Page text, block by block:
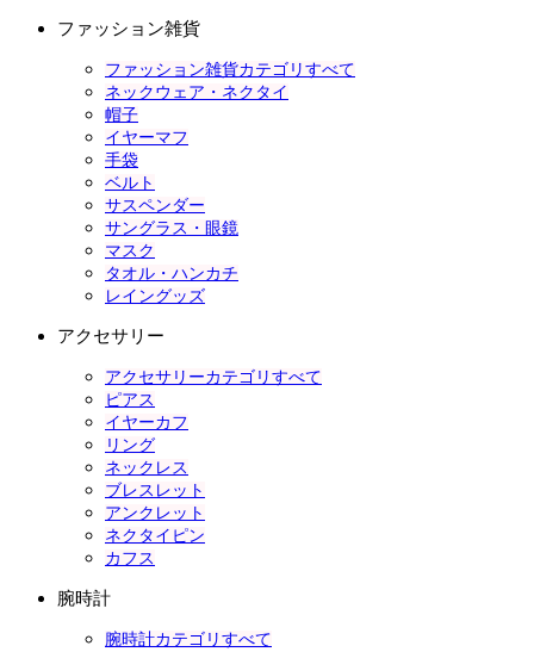
ファッション雑貨
ファッション雑貨カテゴリすべて
ネックウェア・ネクタイ
帽子
イヤーマフ
手袋
ベルト
サスペンダー
サングラス・眼鏡
マスク
タオル・ハンカチ
レイングッズ
アクセサリー
アクセサリーカテゴリすべて
ピアス
イヤーカフ
リング
ネックレス
ブレスレット
アンクレット
ネクタイピン
カフス
腕時計
腕時計カテゴリすべて